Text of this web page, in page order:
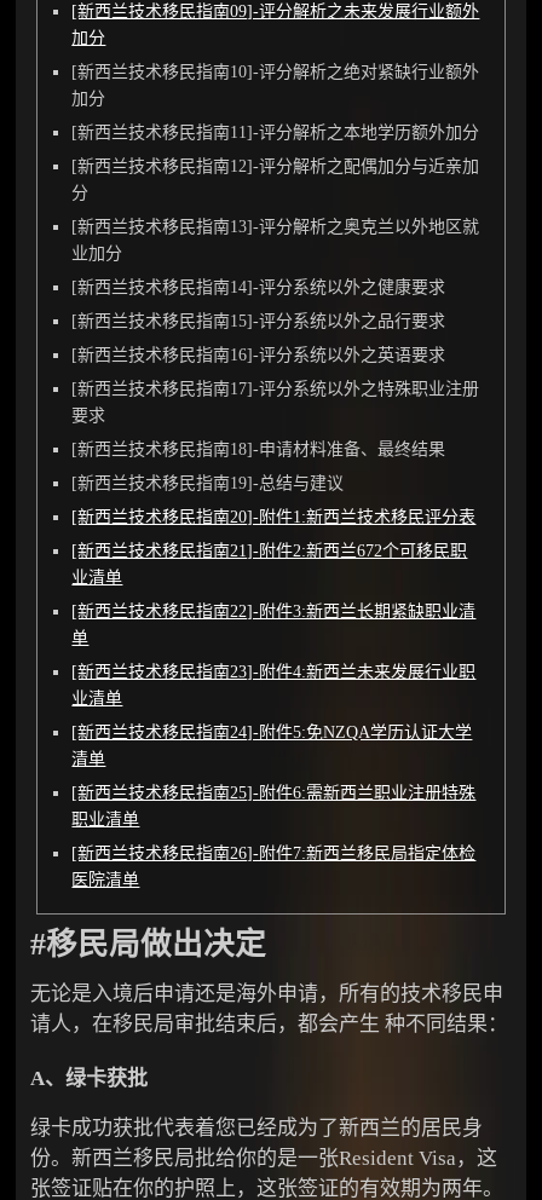
[新西兰技术移民指南09]-评分解析之未来发展行业额外
加分
[新西兰技术移民指南10]-评分解析之绝对紧缺行业额外
加分
[新西兰技术移民指南11]-评分解析之本地学历额外加分
[新西兰技术移民指南12]-评分解析之配偶加分与近亲加
分
[新西兰技术移民指南13]-评分解析之奥克兰以外地区就
业加分
[新西兰技术移民指南14]-评分系统以外之健康要求
[新西兰技术移民指南15]-评分系统以外之品行要求
[新西兰技术移民指南16]-评分系统以外之英语要求
[新西兰技术移民指南17]-评分系统以外之特殊职业注册
要求
[新西兰技术移民指南18]-申请材料准备、最终结果
[新西兰技术移民指南19]-总结与建议
[新西兰技术移民指南20]-附件1:新西兰技术移民评分表
[新西兰技术移民指南21]-附件2:新西兰672个可移民职
业清单
[新西兰技术移民指南22]-附件3:新西兰长期紧缺职业清
单
[新西兰技术移民指南23]-附件4:新西兰未来发展行业职
业清单
[新西兰技术移民指南24]-附件5:免NZQA学历认证大学
清单
[新西兰技术移民指南25]-附件6:需新西兰职业注册特殊
职业清单
[新西兰技术移民指南26]-附件7:新西兰移民局指定体检
医院清单
#移民局做出决定
无论是入境后申请还是海外申请，所有的技术移民申
请人，在移民局审批结束后，都会产生 种不同结果：
A、绿卡获批
绿卡成功获批代表着您已经成为了新西兰的居民身
份。新西兰移民局批给你的是一张Resident Visa，这
张签证贴在你的护照上，这张签证的有效期为两年。